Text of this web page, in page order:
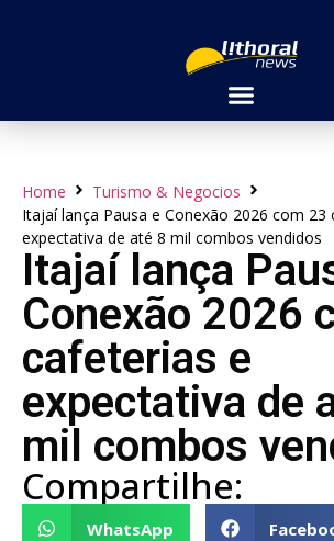
Home
Turismo & Negocios
Itajaí lança Pausa e Conexão 2026 com 23
expectativa de até 8 mil combos vendidos
Itajaí lança
Conexão 2026
cafeterias e
expectativa de
mil combos
Compartilhe:
WhatsApp